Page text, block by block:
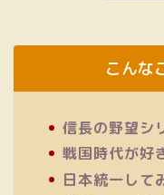
こんな
信長の野望シ
戦国時代が好
日本統一して